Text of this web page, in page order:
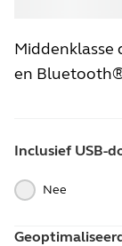
Middenklasse
en
Inclusief USB-
Nee